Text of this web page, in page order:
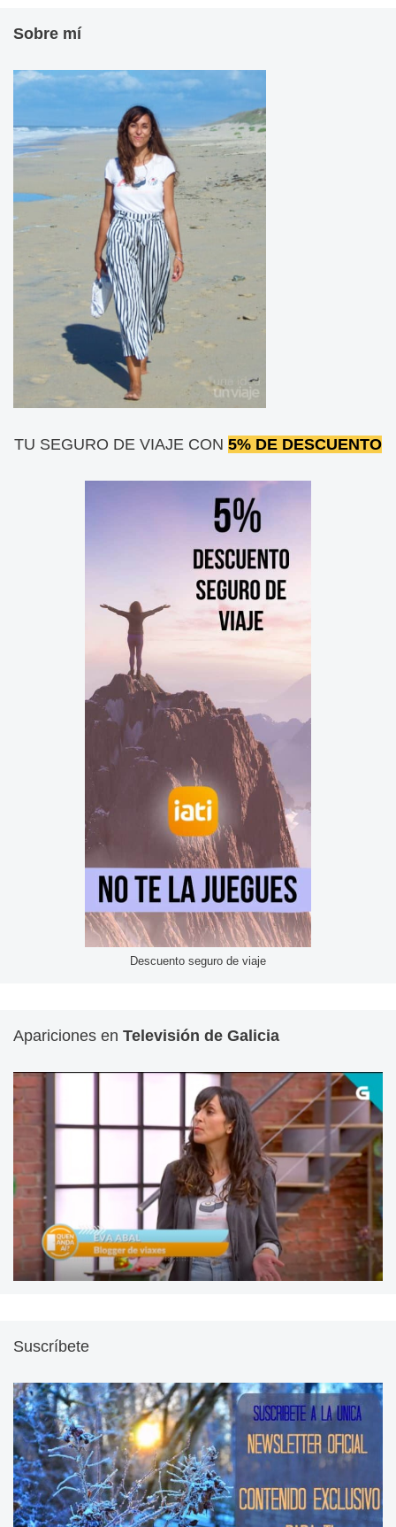
Sobre mí
TU SEGURO DE VIAJE CON 5% DE DESCUENTO
Descuento seguro de viaje
Apariciones en Televisión de Galicia
Suscríbete